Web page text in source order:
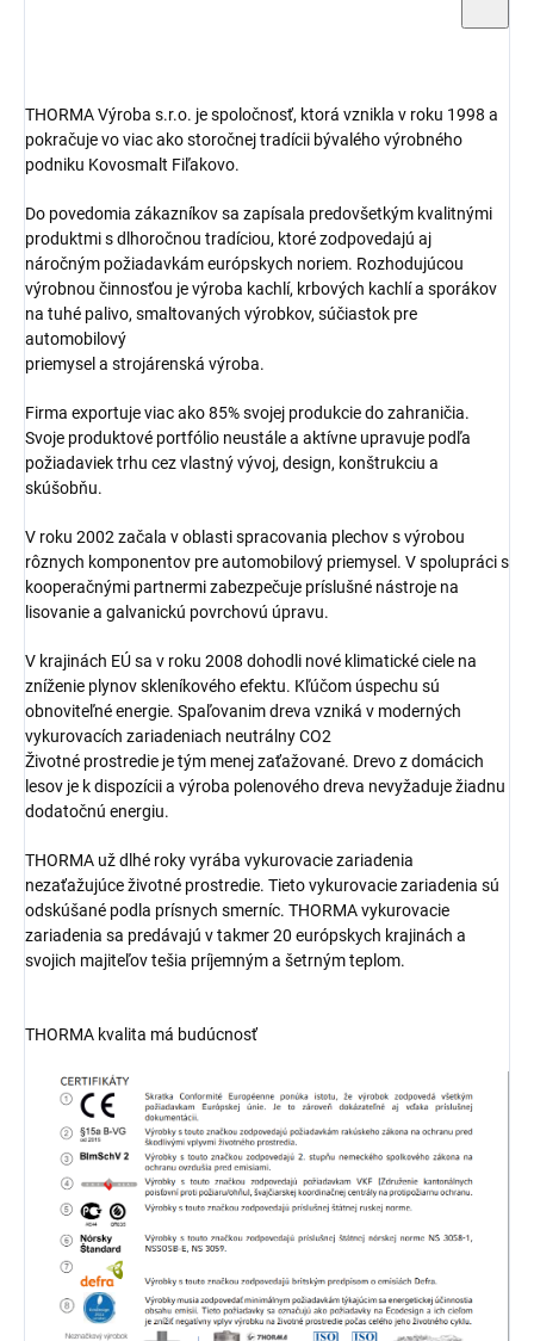
THORMA Výroba s.r.o. je spoločnosť, ktorá vznikla v roku 1998 a
pokračuje vo viac ako storočnej tradícii bývalého výrobného
podniku Kovosmalt Fiľakovo.
Do povedomia zákazníkov sa zapísala predovšetkým kvalitnými
produktmi s dlhoročnou tradíciou, ktoré zodpovedajú aj
náročným požiadavkám európskych noriem. Rozhodujúcou
výrobnou činnosťou je výroba kachlí, krbových kachlí a sporákov
na tuhé palivo, smaltovaných výrobkov, súčiastok pre
automobilový
priemysel a strojárenská výroba.
Firma exportuje viac ako 85% svojej produkcie do zahraničia.
Svoje produktové portfólio neustále a aktívne upravuje podľa
požiadaviek trhu cez vlastný vývoj, design, konštrukciu a
skúšobňu.
V roku 2002 začala v oblasti spracovania plechov s výrobou
rôznych komponentov pre automobilový priemysel. V spolupráci s
kooperačnými partnermi zabezpečuje príslušné nástroje na
lisovanie a galvanickú povrchovú úpravu.
V krajinách EÚ sa v roku 2008 dohodli nové klimatické ciele na
zníženie plynov skleníkového efektu. Kľúčom úspechu sú
obnoviteľné energie. Spaľovanim dreva vzniká v moderných
vykurovacích zariadeniach neutrálny CO2
Životné prostredie je tým menej zaťažované. Drevo z domácich
lesov je k dispozícii a výroba polenového dreva nevyžaduje žiadnu
dodatočnú energiu.
THORMA už dlhé roky vyrába vykurovacie zariadenia
nezaťažujúce životné prostredie. Tieto vykurovacie zariadenia sú
odskúšané podla prísnych smerníc. THORMA vykurovacie
zariadenia sa predávajú v takmer 20 európskych krajinách a
svojich majiteľov tešia príjemným a šetrným teplom.
THORMA kvalita má budúcnosť